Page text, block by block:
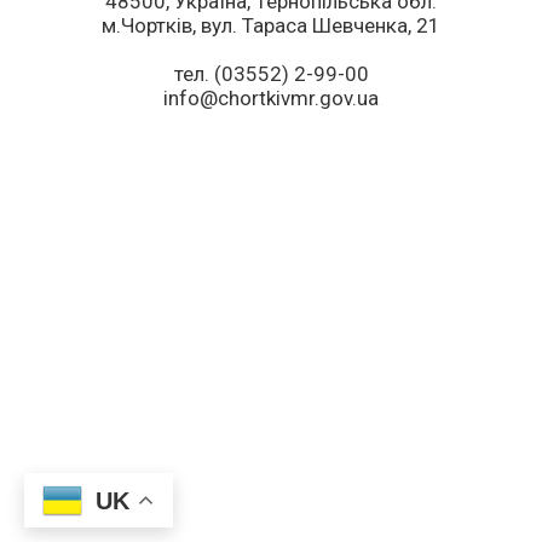
м.Чортків, вул. Тараса Шевченка, 21
тел. (03552) 2-99-00
info@chortkivmr.gov.ua
UK